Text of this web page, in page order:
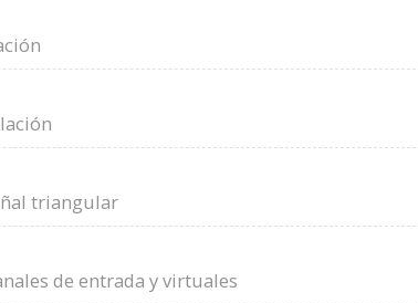
triangular
de entrada y virtuales